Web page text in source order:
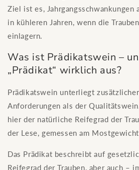
Ziel ist es, Jahrgangsschwankungen
in kühleren Jahren, wenn die
einlagern.
Was ist Prädikatswein –
„Prädikat“ wirklich aus?
Prädikatswein unterliegt
Anforderungen als der
hier der natürliche Reifegrad der
der Lese, gemessen am
Das Prädikat beschreibt auf
Reifegrad der Trauben, aber auch –